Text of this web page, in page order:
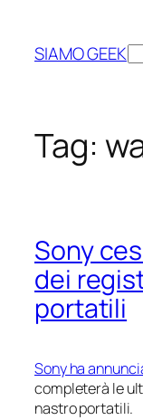
contenuto
SIAMO GEEK
Tag:
Sony
dei
portatili
Sony ha
completerà le
nastro portatili.